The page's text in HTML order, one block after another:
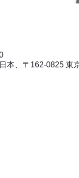
本、〒162-0825